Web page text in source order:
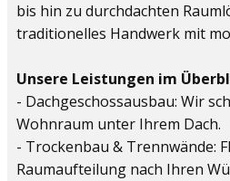
bis hin zu durchdachten
traditionelles Handwerk mit
Unsere Leistungen im
- Dachgeschossausbau: Wir
Wohnraum unter Ihrem Dach.
- Trockenbau & Trennwände:
Raumaufteilung nach Ihren